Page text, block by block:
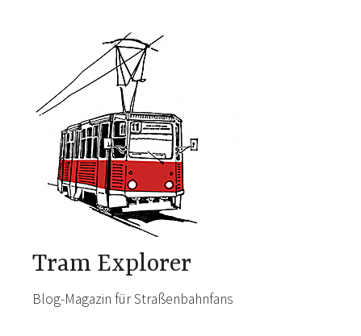
Tram Explorer
Blog-Magazin für Straßenbahnfans